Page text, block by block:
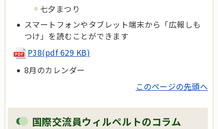
七夕まつり
スマートフォンやタブレット端末から「広報しも
つけ」を読むことができます
P38(pdf 629 KB)
8月のカレンダー
このページの先頭へ
国際交流員ウィルペルトのコラム